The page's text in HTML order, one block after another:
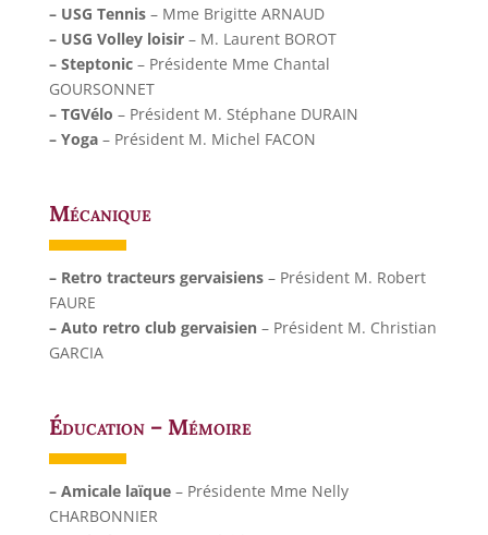
– USG Tennis– Mme Brigitte ARNAUD
– USG Volley loisir– M. Laurent BOROT
– Steptonic– Présidente Mme Chantal
GOURSONNET
– TGVélo – Président M. Stéphane DURAIN
– Yoga– Président M. Michel FACON
Mécanique
– Retro tracteurs gervaisiens– Président M. Robert
FAURE
– Auto retro club gervaisien– Président M. Christian
GARCIA
Éducation – Mémoire
– Amicale laïque– Présidente Mme Nelly
CHARBONNIER